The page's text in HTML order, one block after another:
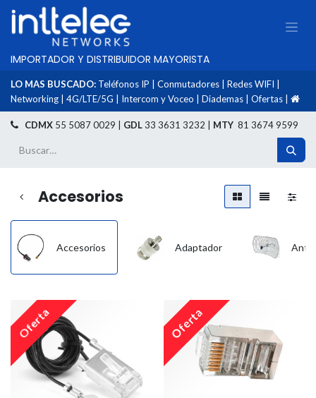
IMPORTADOR Y DISTRIBUIDOR MAYORISTA
LO MAS BUSCADO: Teléfonos IP Conmutadores Redes WIFI
Networking
4G/LTE/5G Intercom y Voceo Diademas Ofertas
CDMX 55 5087 0029 | GDL33 3631 3232 | MTY 81 3674 9599
Accesorios
Accesorios Adaptador
Oferta Oferta